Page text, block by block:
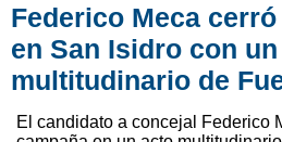
Federico Meca
en San Isidro con
multitudinario de
El candidato a concejal Federico